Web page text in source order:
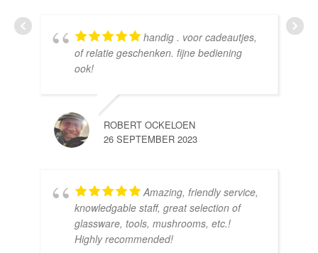
handig . voor cadeautjes,
of relatie geschenken. fijne bediening
ook!
ROBERT OCKELOEN
26 SEPTEMBER 2023
Amazing, friendly service,
knowledgable staff, great selection of
glassware, tools, mushrooms, etc.!
Highly recommended!